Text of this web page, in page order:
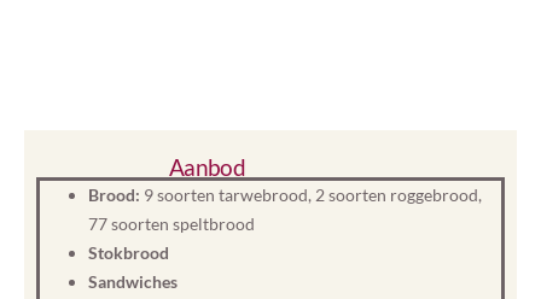
Aanbod
Brood: 9 soorten tarwebrood, 2 soorten roggebrood,
77 soorten speltbrood
Stokbrood
Sandwiches